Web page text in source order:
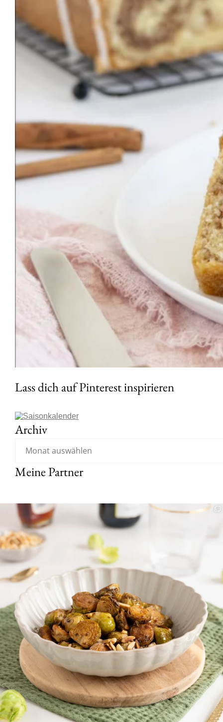
Lass dich auf Pinterest inspirieren
Archiv
Meine Partner